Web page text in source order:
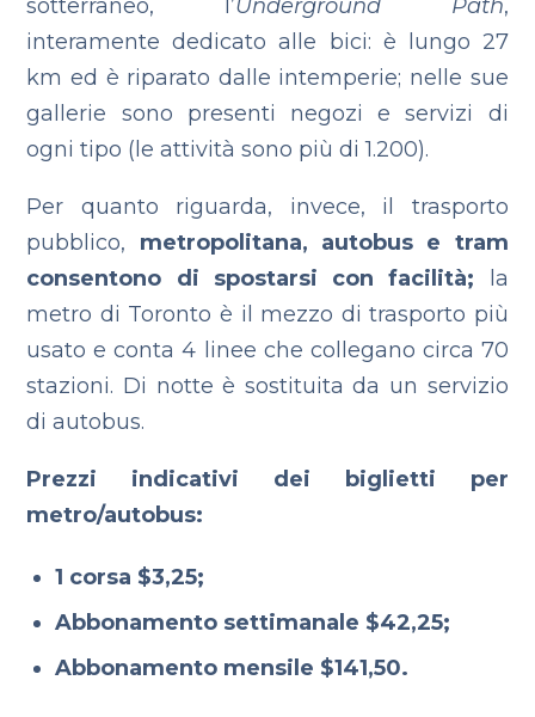
sotterraneo, l’Underground Path,
interamente dedicato alle bici: è lungo 27
km ed è riparato dalle intemperie; nelle sue
gallerie sono presenti negozi e servizi di
ogni tipo (le attività sono più di 1.200).
Per quanto riguarda, invece, il trasporto
pubblico, metropolitana, autobus e tram
consentono di spostarsi con facilità; la
metro di Toronto è il mezzo di trasporto più
usato e conta 4 linee che collegano circa 70
stazioni. Di notte è sostituita da un servizio
di autobus.
Prezzi indicativi dei biglietti per
metro/autobus:
1 corsa $3,25;
Abbonamento settimanale $42,25;
Abbonamento mensile $141,50.